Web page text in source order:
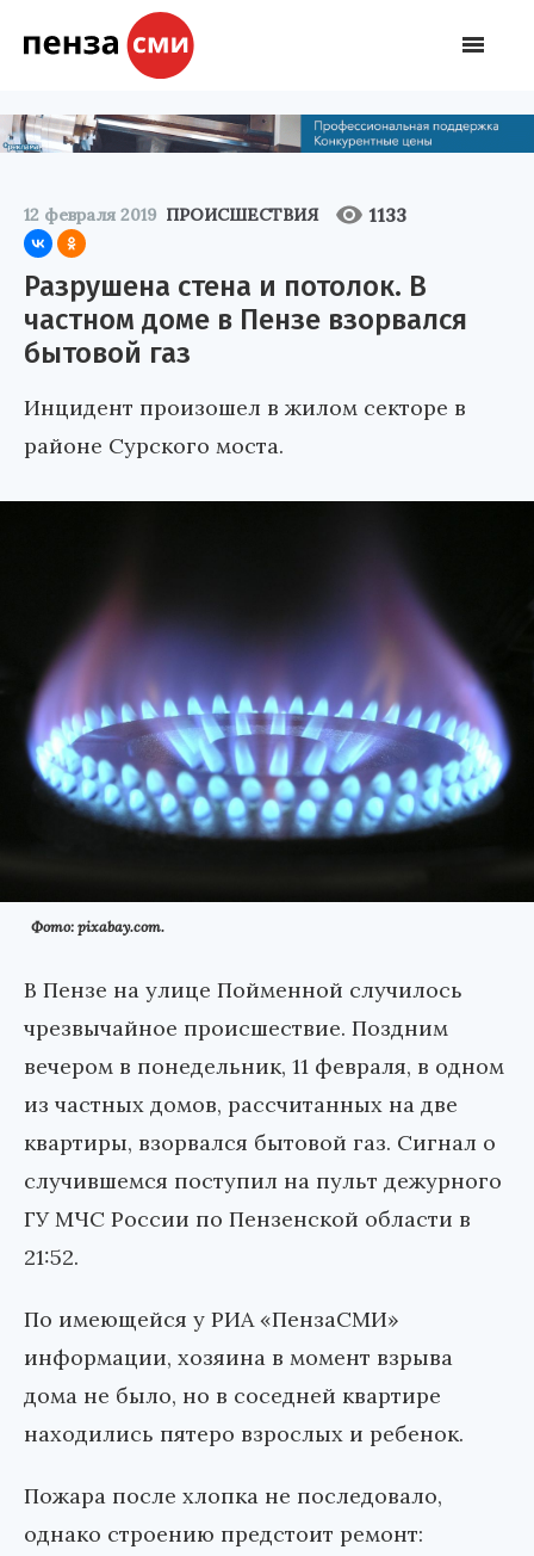
12 февраля 2019 ПРОИСШЕСТВИЯ 1133
Разрушена стена и потолок. В
частном доме в Пензе взорвался
бытовой газ
Инцидент произошел в жилом секторе в
районе Сурского моста.
Фото: pixabay.com.
В Пензе на улице Пойменной случилось
чрезвычайное происшествие. Поздним
вечером в понедельник, 11 февраля, в одном
из частных домов, рассчитанных на две
квартиры, взорвался бытовой газ. Сигнал о
случившемся поступил на пульт дежурного
ГУ МЧС России по Пензенской области в
21:52.
По имеющейся у РИА «ПензаСМИ»
информации, хозяина в момент взрыва
дома не было, но в соседней квартире
находились пятеро взрослых и ребенок.
Пожара после хлопка не последовало,
однако строению предстоит ремонт: